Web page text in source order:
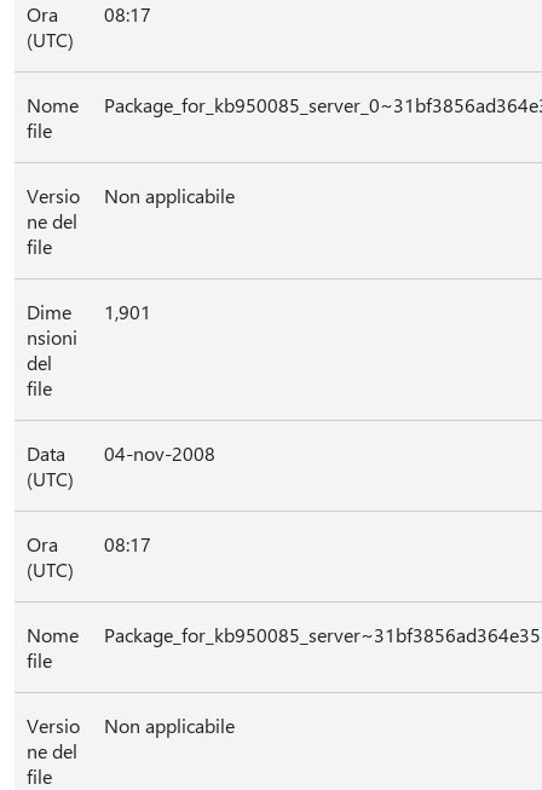
Ora
(UTC)
08:17
Nome
file
Versio
ne del
file
Non applicabile
Dime
nsioni
del
file
1,901
Data
(UTC)
04-nov-2008
Ora
(UTC)
08:17
Nome
file
Versio
ne del
file
Non applicabile